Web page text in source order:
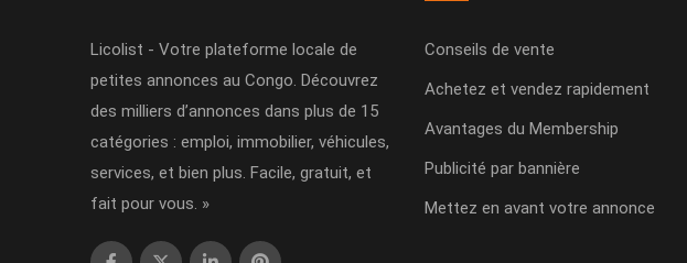
Licolist - Votre plateforme locale de
petites annonces au Congo. Découvrez
des milliers d’annonces dans plus de 15
catégories : emploi, immobilier, véhicules,
services, et bien plus. Facile, gratuit, et
fait pour vous. »
Conseils de vente
Achetez et vendez rapidement
Avantages du Membership
Publicité par bannière
Mettez en avant votre annonce